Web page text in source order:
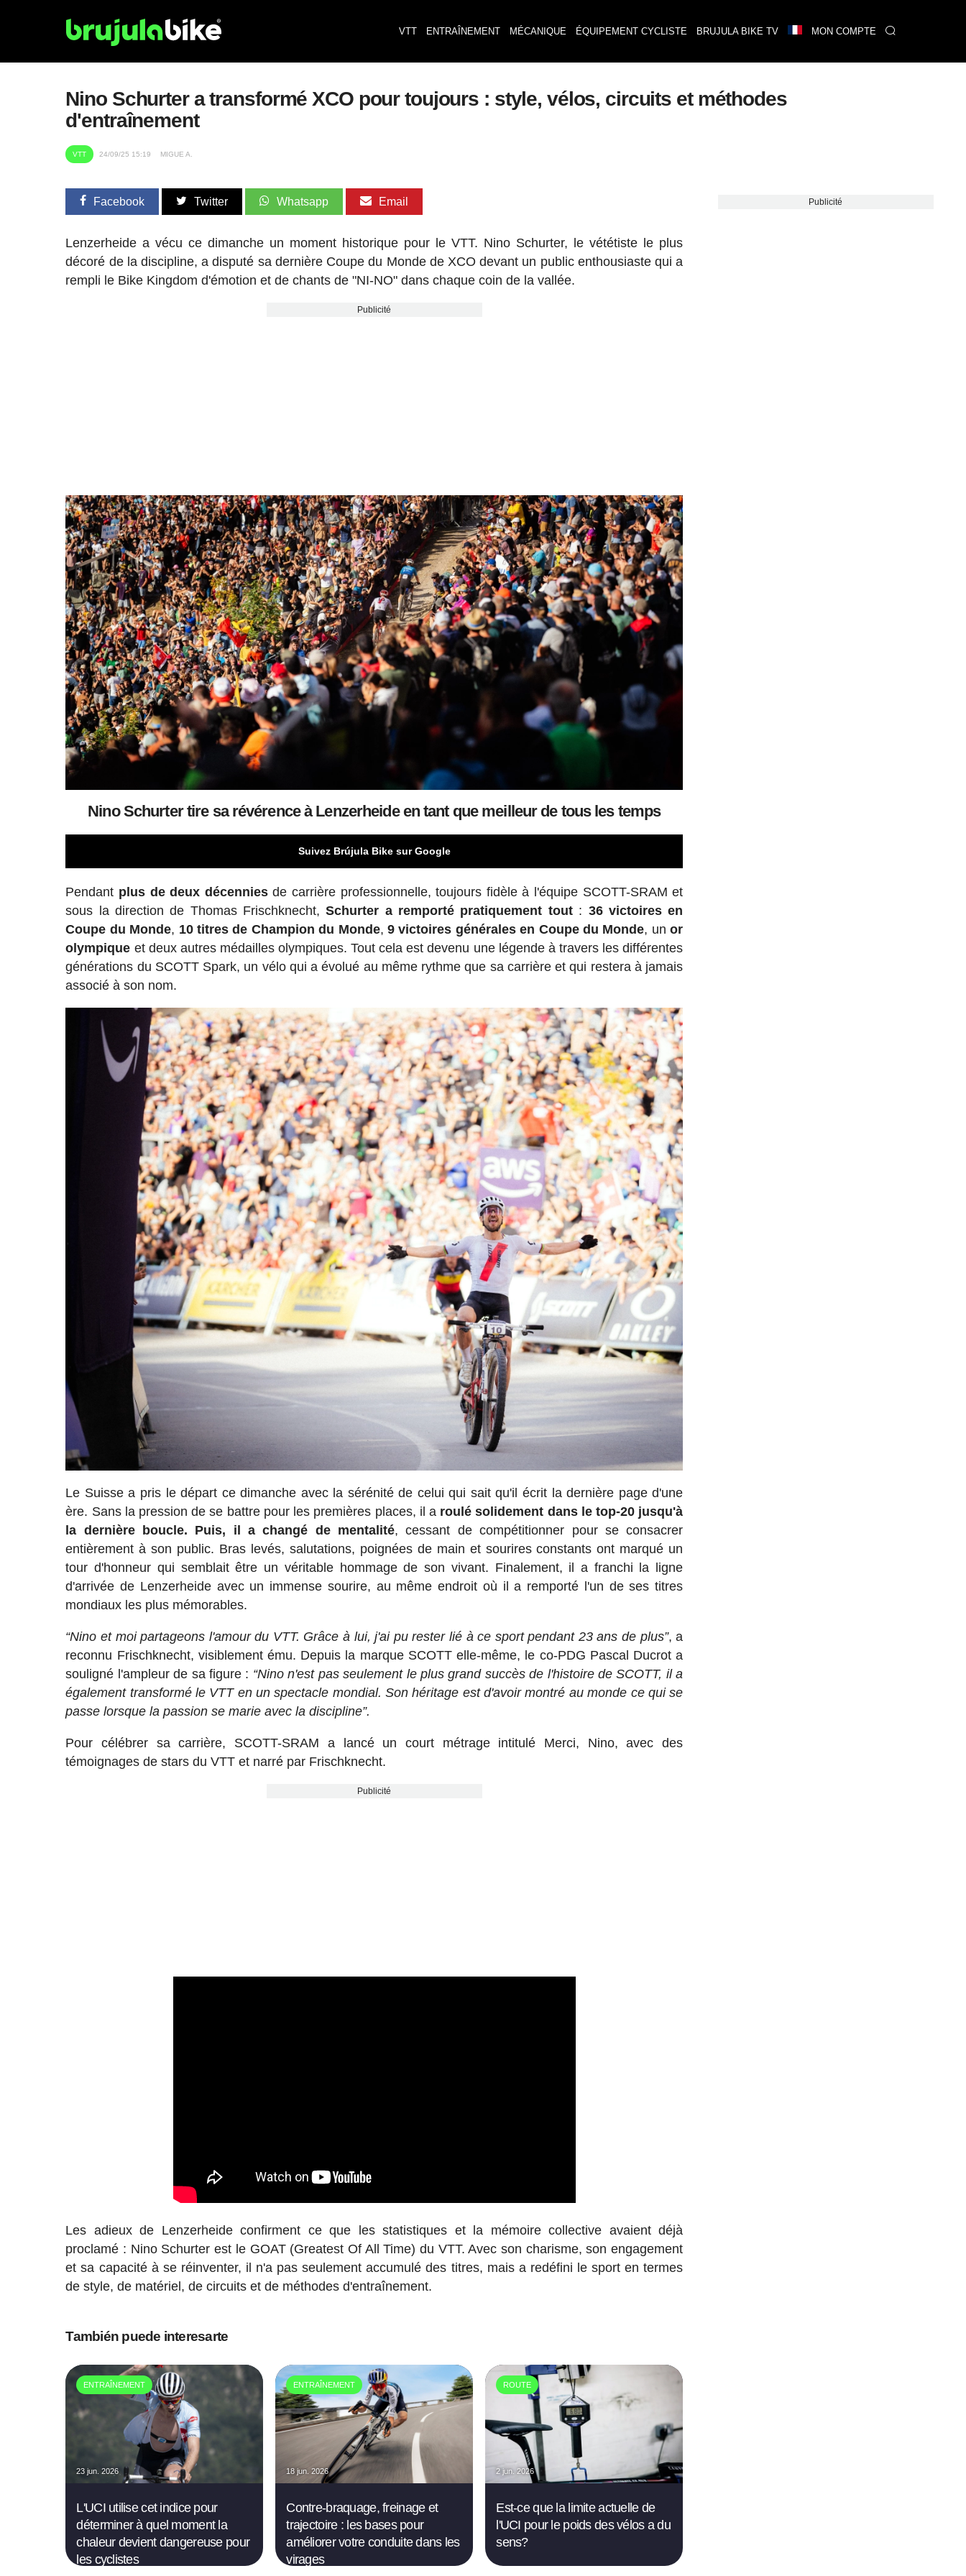
VTT ENTRAÎNEMENT MÉCANIQUE ÉQUIPEMENT CYCLISTE BRUJULA BIKE TV MON COMPTE
Nino Schurter a transformé XCO pour toujours : style, vélos, circuits et méthodes
d'entraînement
VTT 24/09/25 15:19 MIGUE A.
Facebook Twitter Whatsapp Email
Lenzerheide a vécu ce dimanche un moment historique pour le VTT. Nino Schurter, le vététiste le plus
décoré de la discipline, a disputé sa dernière Coupe du Monde de XCO devant un public enthousiaste qui a
rempli le Bike Kingdom d'émotion et de chants de "NI-NO" dans chaque coin de la vallée.
Publicité
Nino Schurter tire sa révérence à Lenzerheide en tant que meilleur de tous les temps
Suivez Brújula Bike sur Google
Pendant plus de deux décenniesde carrière professionnelle, toujours fidèle à l'équipe SCOTT-SRAM et
sous la direction de Thomas Frischknecht,Schurter a remporté pratiquement tout: 36 victoires en
Coupe du Monde, 10 titres de Champion du Monde,9 victoires générales en Coupe du Monde, unor
olympique et deux autres médailles olympiques. Tout cela est devenu une légende à travers les différentes
générations du SCOTT Spark, un vélo qui a évolué au même rythme que sa carrière et qui restera à jamais
associé à son nom.
Le Suisse a pris le départ ce dimanche avec la sérénité de celui qui sait qu'il écrit la dernière page d'une
ère. Sans la pression de se battre pour les premières places, il a roulé solidement dans le top-20 jusqu'à
la dernière boucle. Puis, il a changé de mentalité, cessant de compétitionner pour se consacrer
entièrement à son public. Bras levés, salutations, poignées de main et sourires constants ont marqué un
tour d'honneur qui semblait être un véritable hommage de son vivant. Finalement, il a franchi la ligne
d'arrivée de Lenzerheide avec un immense sourire, au même endroit où il a remporté l'un de ses titres
mondiaux les plus mémorables.
“Nino et moi partageons l'amour du VTT. Grâce à lui, j'ai pu rester lié à ce sport pendant 23 ans de plus”, a
reconnu Frischknecht, visiblement ému. Depuis la marque SCOTT elle-même, le co-PDG Pascal Ducrot a
souligné l'ampleur de sa figure : “Nino n'est pas seulement le plus grand succès de l'histoire de SCOTT, il a
également transformé le VTT en un spectacle mondial. Son héritage est d'avoir montré au monde ce qui se
passe lorsque la passion se marie avec la discipline”.
Pour célébrer sa carrière, SCOTT-SRAM a lancé un court métrage intitulé Merci, Nino, avec des
témoignages de stars du VTT et narré par Frischknecht.
Publicité
Les adieux de Lenzerheide confirment ce que les statistiques et la mémoire collective avaient déjà
proclamé : Nino Schurter est le GOAT (Greatest Of All Time) du VTT. Avec son charisme, son engagement
et sa capacité à se réinventer, il n'a pas seulement accumulé des titres, mais a redéfini le sport en termes
de style, de matériel, de circuits et de méthodes d'entraînement.
También puede interesarte
ENTRAÎNEMENT
23 jun. 2026
L'UCI utilise cet indice pour
déterminer à quel moment la
chaleur devient dangereuse pour
les cyclistes
ENTRAÎNEMENT
18 jun. 2026
Contre-braquage, freinage et
trajectoire : les bases pour
améliorer votre conduite dans les
virages
ROUTE
2 jun. 2026
Est-ce que la limite actuelle de
l'UCI pour le poids des vélos a du
sens?
Publicité